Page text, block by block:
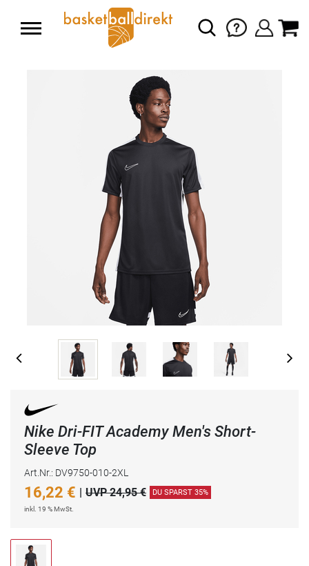
Nike Dri-FIT Academy Men's Short-
Sleeve Top
Art.Nr.: DV9750-010-2XL
16,22 € | UVP 24,95 € DU SPARST 35%
inkl. 19 % MwSt.